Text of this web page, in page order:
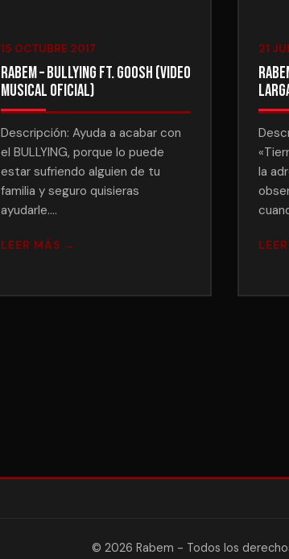
15 OCTUBRE 2017
Rabem – Bullying ft. Goosh (Video
musical Oficial)
Descripción: Ayuda a acabar con
el BULLYING, porque lo puede
estar sufriendo alguien de tu
familia y seguro quisieras
ayudarle.…
LEER MÁS →
21
la
© 2026 Rabem - Todos los